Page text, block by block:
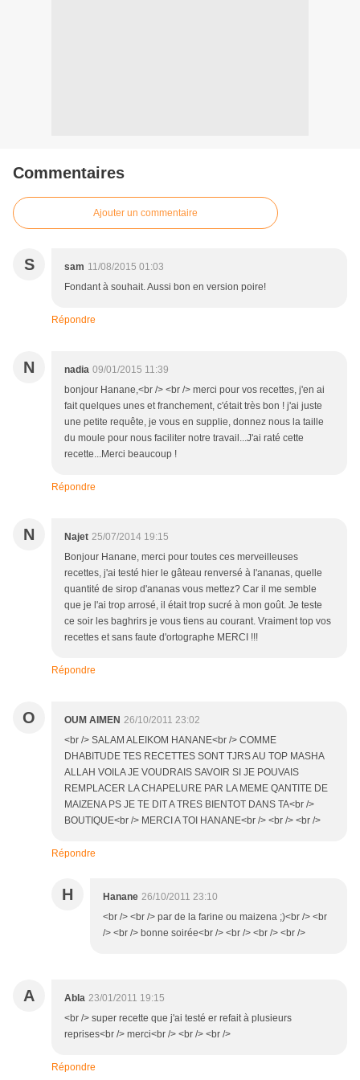
Commentaires
Ajouter un commentaire
S sam 11/08/2015 01:03
Fondant à souhait. Aussi bon en version poire!
Répondre
N nadia 09/01/2015 11:39
bonjour Hanane,<br /> <br /> merci pour vos recettes, j'en ai
fait quelques unes et franchement, c'était très bon ! j'ai juste
une petite requête, je vous en supplie, donnez nous la taille
du moule pour nous faciliter notre travail...J'ai raté cette
recette...Merci beaucoup !
Répondre
N Najet 25/07/2014 19:15
Bonjour Hanane, merci pour toutes ces merveilleuses
recettes, j'ai testé hier le gâteau renversé à l'ananas, quelle
quantité de sirop d'ananas vous mettez? Car il me semble
que je l'ai trop arrosé, il était trop sucré à mon goût. Je teste
ce soir les baghrirs je vous tiens au courant. Vraiment top vos
recettes et sans faute d'ortographe MERCI !!!
Répondre
O OUM AIMEN 26/10/2011 23:02
<br /> SALAM ALEIKOM HANANE<br /> COMME
DHABITUDE TES RECETTES SONT TJRS AU TOP MASHA
ALLAH VOILA JE VOUDRAIS SAVOIR SI JE POUVAIS
REMPLACER LA CHAPELURE PAR LA MEME QANTITE DE
MAIZENA PS JE TE DIT A TRES BIENTOT DANS TA<br />
BOUTIQUE<br /> MERCI A TOI HANANE<br /> <br /> <br />
Répondre
H Hanane 26/10/2011 23:10
<br /> <br /> par de la farine ou maizena ;)<br /> <br
/> <br /> bonne soirée<br /> <br /> <br /> <br />
A Abla 23/01/2011 19:15
<br /> super recette que j'ai testé er refait à plusieurs
reprises<br /> merci<br /> <br /> <br />
Répondre